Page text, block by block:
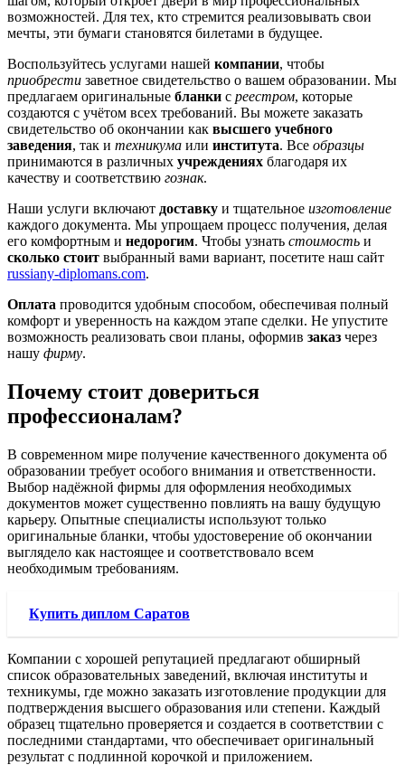
возможностей. Для тех, кто стремится реализовывать свои
мечты, эти бумаги становятся билетами в будущее.
Воспользуйтесь услугами нашей компании, чтобы
приобрести заветное свидетельство о вашем образовании. Мы
предлагаем оригинальные бланки с реестром, которые
создаются с учётом всех требований. Вы можете заказать
свидетельство об окончании как высшего учебного
заведения, так и техникума или института. Все образцы
принимаются в различных учреждениях благодаря их
качеству и соответствию гознак.
Наши услуги включают доставку и тщательное изготовление
каждого документа. Мы упрощаем процесс получения, делая
его комфортным и недорогим. Чтобы узнать стоимость и
сколько стоит выбранный вами вариант, посетите наш сайт
russiany-diplomans.com.
Оплата проводится удобным способом, обеспечивая полный
комфорт и уверенность на каждом этапе сделки. Не упустите
возможность реализовать свои планы, оформив заказ через
нашу фирму.
Почему стоит довериться
профессионалам?
В современном мире получение качественного документа об
образовании требует особого внимания и ответственности.
Выбор надёжной фирмы для оформления необходимых
документов может существенно повлиять на вашу будущую
карьеру. Опытные специалисты используют только
оригинальные бланки, чтобы удостоверение об окончании
выглядело как настоящее и соответствовало всем
необходимым требованиям.
Купить диплом Саратов
Компании с хорошей репутацией предлагают обширный
список образовательных заведений, включая институты и
техникумы, где можно заказать изготовление продукции для
подтверждения высшего образования или степени. Каждый
образец тщательно проверяется и создается в соответствии с
последними стандартами, что обеспечивает оригинальный
результат с подлинной корочкой и приложением.